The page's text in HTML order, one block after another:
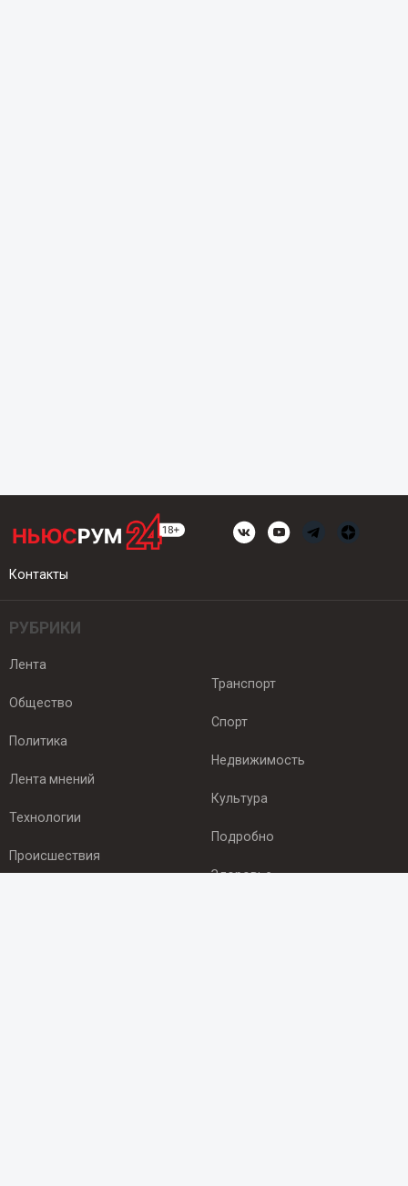
Контакты
РУБРИКИ
Лента
Общество
Политика
Лента мнений
Технологии
Происшествия
Транспорт
Спорт
Недвижимость
Культура
Подробно
Здоровье